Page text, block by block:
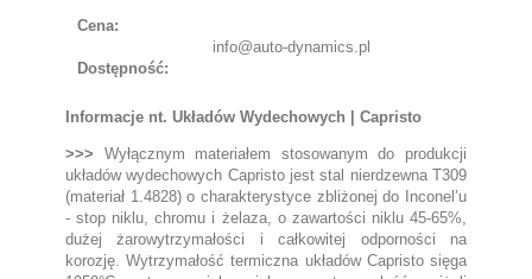
Cena:
info@auto-dynamics.pl
Dostępność:
Informacje nt. Układów Wydechowych | Capristo
>>> Wyłącznym materiałem stosowanym do produkcji
układów wydechowych Capristo jest stal nierdzewna T309
(materiał 1.4828) o charakterystyce zbliżonej do Inconel’u
- stop niklu, chromu i żelaza, o zawartości niklu 45-65%,
dużej żarowytrzymałości i całkowitej odporności na
korozję. Wytrzymałość termiczna układów Capristo sięga